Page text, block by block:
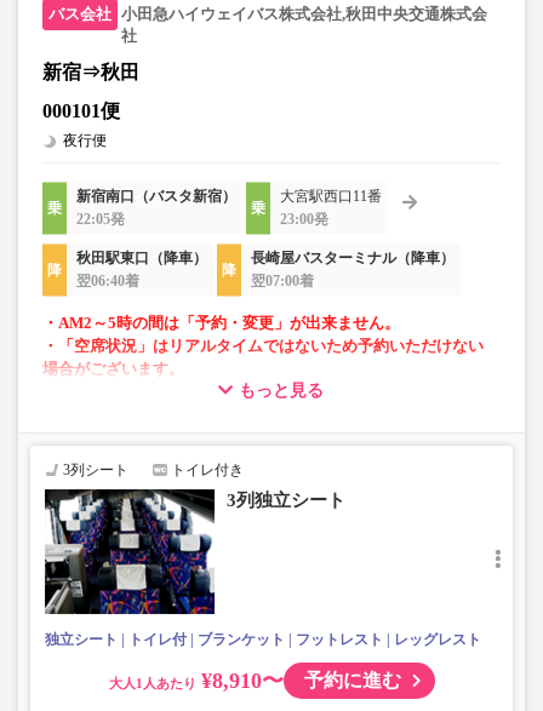
小田急ハイウェイバス株式会社,秋田中央交通株式会
社
新宿⇒秋田
000101便
夜行便
新宿南口（バスタ新宿）
22:05発
大宮駅西口11番
23:00発
秋田駅東口（降車）
翌06:40着
長崎屋バスターミナル（降車）
翌07:00着
・AM2～5時の間は「予約・変更」が出来ません。
・「空席状況」はリアルタイムではないため予約いただけない
場合がございます。
す。
・3列シートでゆったり快適なバス旅を。
・座席にコンセント設備あり。※車両により異なります。
・車内は常時換気し、清掃・除菌を徹底。
もっと見る
3列シート トイレ付き
3列独立シート
独立シート トイレ付 ブランケット フットレスト レッグレスト
大人 ¥8,910〜 予約に進む